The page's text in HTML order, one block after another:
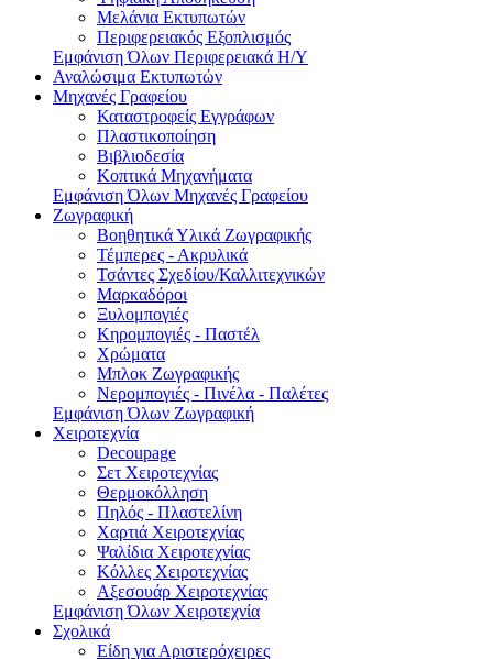
Μελάνια Εκτυπωτών
Περιφερειακός Εξοπλισμός
Εμφάνιση Όλων Περιφερειακά Η/Υ
Αναλώσιμα Εκτυπωτών
Μηχανές Γραφείου
Καταστροφείς Εγγράφων
Πλαστικοποίηση
Βιβλιοδεσία
Κοπτικά Μηχανήματα
Εμφάνιση Όλων Μηχανές Γραφείου
Ζωγραφική
Βοηθητικά Υλικά Ζωγραφικής
Τέμπερες - Ακρυλικά
Τσάντες Σχεδίου/Καλλιτεχνικών
Μαρκαδόροι
Ξυλομπογιές
Κηρομπογιές - Παστέλ
Χρώματα
Μπλοκ Ζωγραφικής
Νερομπογιές - Πινέλα - Παλέτες
Εμφάνιση Όλων Ζωγραφική
Χειροτεχνία
Decoupage
Σετ Χειροτεχνίας
Θερμοκόλληση
Πηλός - Πλαστελίνη
Χαρτιά Χειροτεχνίας
Ψαλίδια Χειροτεχνίας
Κόλλες Χειροτεχνίας
Αξεσουάρ Χειροτεχνίας
Εμφάνιση Όλων Χειροτεχνία
Σχολικά
Είδη για Αριστερόχειρες